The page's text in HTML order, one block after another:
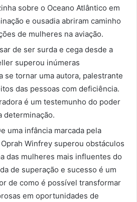
sobre o Oceano Atlântico em
e ousadia abriram caminho
de mulheres na aviação.
de ser surda e cega desde a
superou inúmeras
se tornar uma autora, palestrante
das pessoas com deficiência.
é um testemunho do poder
determinação.
uma infância marcada pela
Winfrey superou obstáculos
das mulheres mais influentes do
de superação e sucesso é um
de como é possível transformar
em oportunidades de